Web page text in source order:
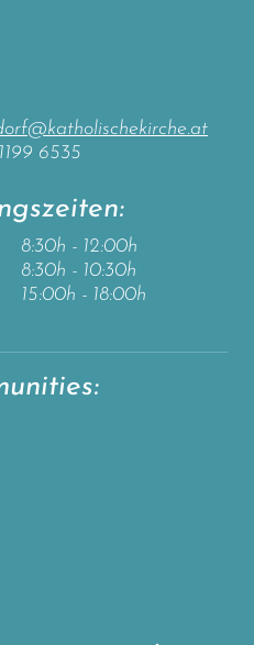
6535
8:30h - 12:00h
8:30h - 10:30h
15:00h - 18:00h